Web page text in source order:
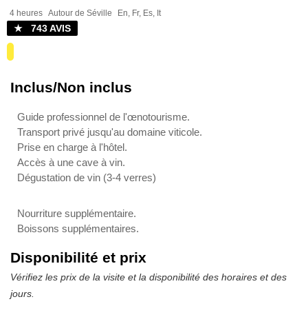
4 heures Autour de Séville En, Fr, Es, It
★ 743 AVIS
Inclus/Non inclus
Guide professionnel de l'œnotourisme.
Transport privé jusqu'au domaine viticole.
Prise en charge à l'hôtel.
Accès à une cave à vin.
Dégustation de vin (3-4 verres)
Nourriture supplémentaire.
Boissons supplémentaires.
Disponibilité et prix
Vérifiez les prix de la visite et la disponibilité des horaires et des
jours.